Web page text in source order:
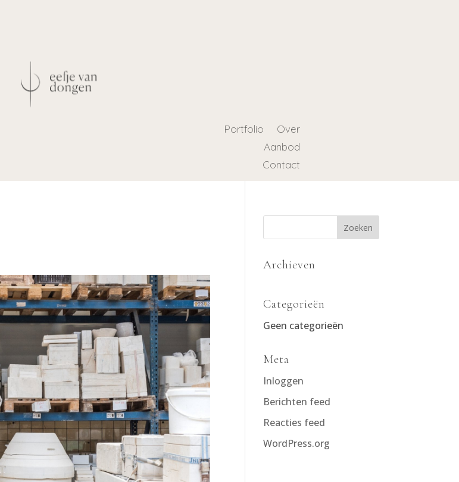
Portfolio
Over
Aanbod
Contact
Archieven
Categorieën
Geen categorieën
Meta
Inloggen
Berichten feed
Reacties feed
WordPress.org